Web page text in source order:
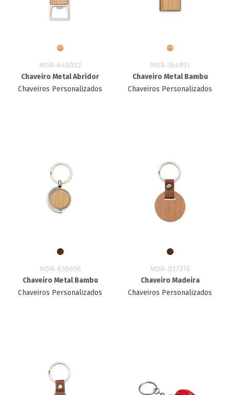
MDR-640002
Chaveiro Metal Abridor
Chaveiros Personalizados
MDR-364951
Chaveiro Metal Bambu
Chaveiros Personalizados
MDR-636656
Chaveiro Metal Bambu
Chaveiros Personalizados
MDR-037376
Chaveiro Madeira
Chaveiros Personalizados